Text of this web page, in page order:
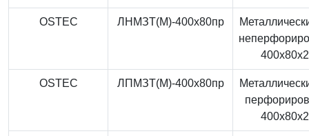
OSTEC ЛНМЗТ(М)-400x80пр
OSTEC ЛПМЗТ(М)-400x80пр